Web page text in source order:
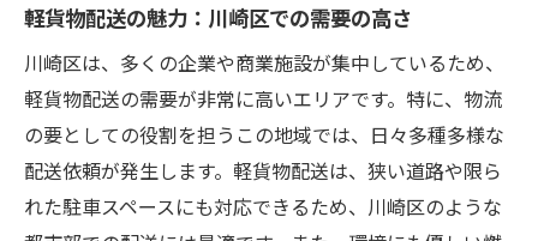
略
収益を上げるための効率的なルート計画
川崎区特有の配送戦略を考える
高収入を目指すための顧客ターゲティング
競合を超えるためのサービス向上策
軽貨物配送の魅力：川崎区での需要の高さ
川崎区は、多くの企業や商業施設が集中しているため、
軽貨物配送の需要が非常に高いエリアです。特に、物流
の要としての役割を担うこの地域では、日々多種多様な
配送依頼が発生します。軽貨物配送は、狭い道路や限ら
れた駐車スペースにも対応できるため、川崎区のような